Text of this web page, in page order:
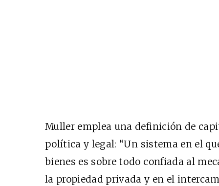
Muller emplea una definición de
política y legal: “Un sistema en el
bienes es sobre todo confiada al
la propiedad privada y en el